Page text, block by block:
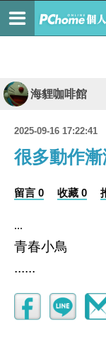
海貍咖啡館
2025-09-16 17:22:41
很多動作
留言 0 收藏 0
...
青春小鳥
......